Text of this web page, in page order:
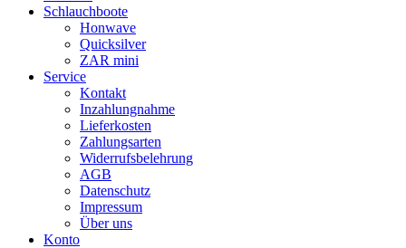
Schlauchboote
Honwave
Quicksilver
ZAR mini
Service
Kontakt
Inzahlungnahme
Lieferkosten
Zahlungsarten
Widerrufsbelehrung
AGB
Datenschutz
Impressum
Über uns
Konto